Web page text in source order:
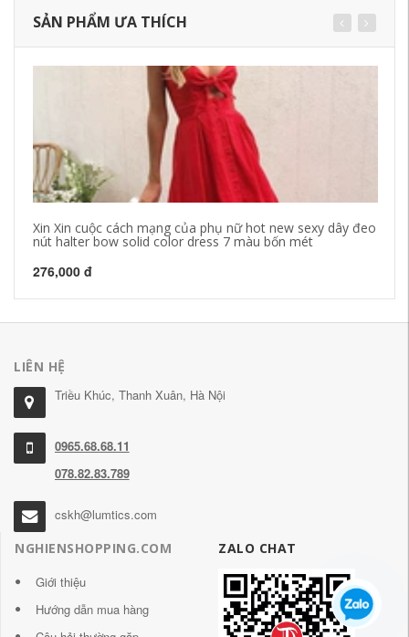
SẢN PHẨM ƯA THÍCH
Xin Xin cuộc cách mạng của phụ nữ hot new sexy dây đeo
nút halter bow solid color dress 7 màu bốn mét
276,000 đ
LIÊN HỆ
Triều Khúc, Thanh Xuân, Hà Nội
0965.68.68.11
078.82.83.789
cskh@lumtics.com
NGHIENSHOPPING.COM
Giới thiệu
Hướng dẫn mua hàng
ZALO CHAT